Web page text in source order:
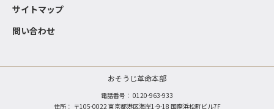
サイトマップ
問い合わせ
おそうじ革命本部
電話番号： 0120-963-933
住所： 〒105-0022 東京都港区海岸1-9-18 国際浜松町ビル7F